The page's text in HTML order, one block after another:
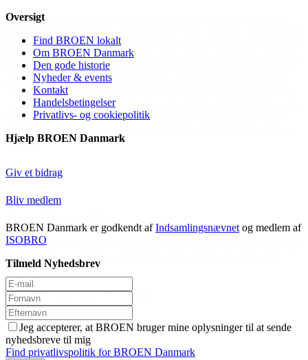
par
som
der ikke
Det
der
er så
sunde
at lade
de
Oversigt
Find BROEN lokalt
Om BROEN Danmark
Den gode historie
Nyheder & events
Kontakt
Handelsbetingelser
Privatlivs- og cookiepolitik
Hjælp BROEN Danmark
Giv et bidrag
Bliv medlem
BROEN Danmark er godkendt afIndsamlingsnævnet og medlem af
ISOBRO
Tilmeld Nyhedsbrev
Jeg accepterer, at BROEN bruger mine oplysninger til at sende
nyhedsbreve til mig
Find privatlivspolitik for BROEN Danmark